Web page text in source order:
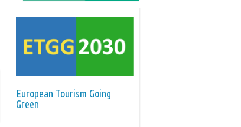
European Tourism Going
Green